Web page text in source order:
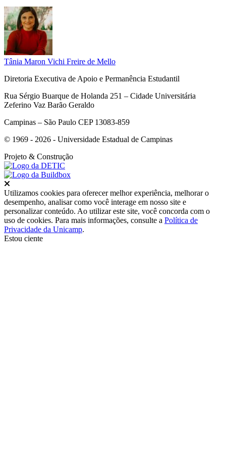
Tânia Maron Vichi Freire de Mello
Diretoria Executiva de Apoio e Permanência Estudantil
Rua Sérgio Buarque de Holanda 251 – Cidade Universitária
Zeferino Vaz Barão Geraldo
Campinas – São Paulo CEP 13083-859
© 1969 - 2026 - Universidade Estadual de Campinas
Projeto & Construção
Utilizamos cookies para oferecer melhor experiência, melhorar o
desempenho, analisar como você interage em nosso site e
personalizar conteúdo. Ao utilizar este site, você concorda com o
uso de cookies. Para mais informações, consulte a Política de
Privacidade da Unicamp.
Estou ciente